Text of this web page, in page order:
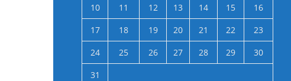
10
11 12 13 14 15
16
17
18 19 20 21 22
23
24
25 26 27 28 29
30
31